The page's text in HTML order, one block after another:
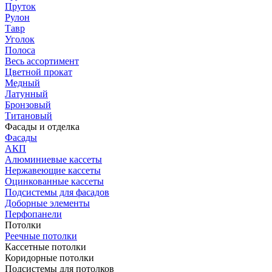
Пруток
Рулон
Тавр
Уголок
Полоса
Весь ассортимент
Цветной прокат
Медный
Латунный
Бронзовый
Титановый
Фасады и отделка
Фасады
АКП
Алюминиевые кассеты
Нержавеющие кассеты
Оцинкованные кассеты
Подсистемы для фасадов
Доборные элементы
Перфопанели
Потолки
Реечные потолки
Кассетные потолки
Коридорные потолки
Подсистемы для потолков